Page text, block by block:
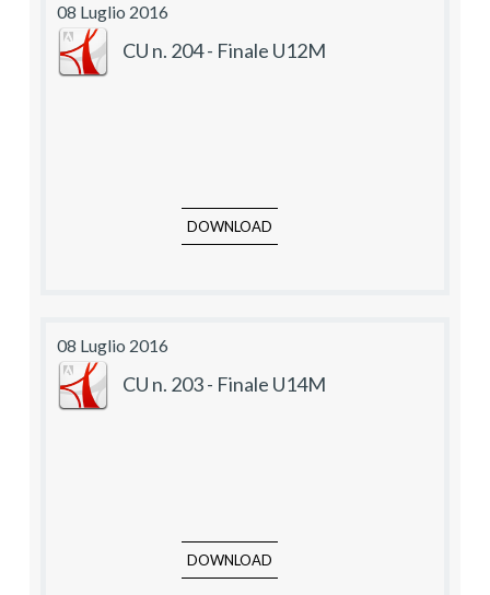
08 Luglio 2016
CU n. 204 - Finale U12M
DOWNLOAD
08 Luglio 2016
CU n. 203 - Finale U14M
DOWNLOAD